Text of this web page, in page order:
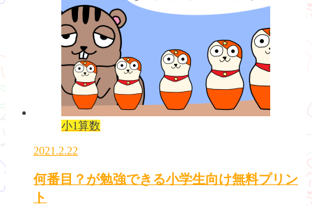
小1算数
2021.2.22
何番目？が勉強できる小学生向け無料プリン
ト